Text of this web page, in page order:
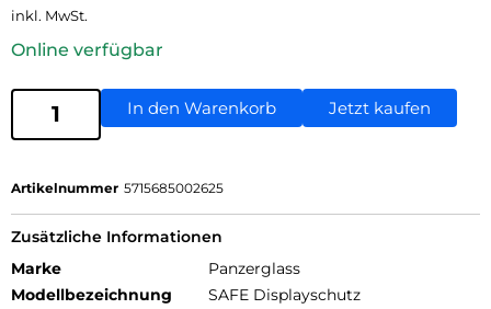
inkl. MwSt.
Online verfügbar
In den Warenkorb Jetzt kaufen
Artikelnummer 5715685002625
Zusätzliche Informationen
Marke
Panzerglass
Modellbezeichnung
SAFE Displayschutz